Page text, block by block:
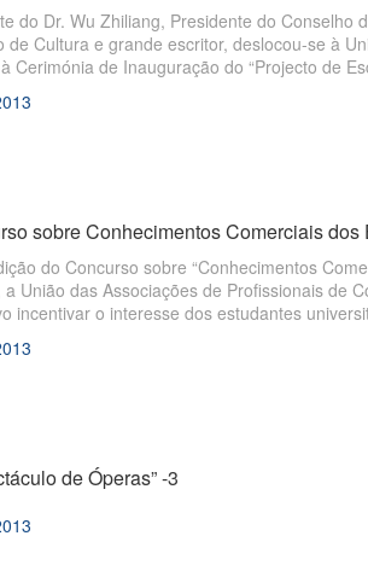
do Dr. Wu Zhiliang, Presidente do Conselho
de Cultura e grande escritor, deslocou-se à
Cerimónia de Inauguração do “Projecto de
Universidade de Macau como a uma palestra
sobre Conhecimentos Comerciais
do Concurso sobre “Conhecimentos
a União das Associações de Profissionais de
incentivar o interesse dos estudantes
de um concurso inter-institucional, no sentido
preocupar-se mais com o desenvolvimento
de Óperas” -3